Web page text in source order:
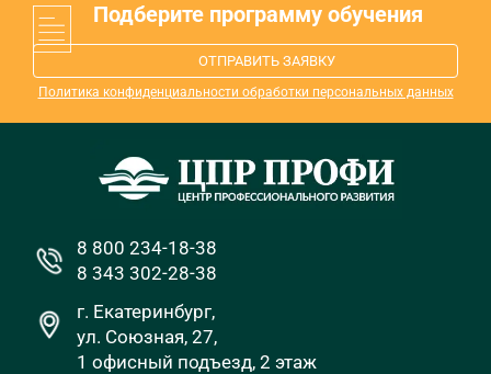
Подберите программу обучения
ОТПРАВИТЬ ЗАЯВКУ
Политика конфиденциальности обработки персональных данных
8 800 234-18-38
8 343 302-28-38
г. Екатеринбург,
ул. Союзная, 27,
1 офисный подъезд, 2 этаж